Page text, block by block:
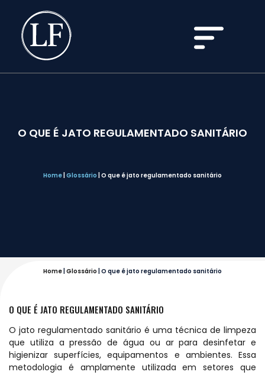
O QUE É JATO REGULAMENTADO SANITÁRIO
Home Glossário O que é jato regulamentado sanitário
Home Glossário O que é jato regulamentado sanitário
O QUE É JATO REGULAMENTADO SANITÁRIO
O jato regulamentado sanitário é uma técnica de limpeza
que utiliza a pressão de água ou ar para desinfetar e
higienizar superfícies, equipamentos e ambientes. Essa
metodologia é amplamente utilizada em setores que